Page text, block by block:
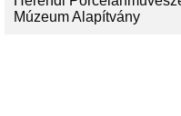
Múzeum Alapítvány